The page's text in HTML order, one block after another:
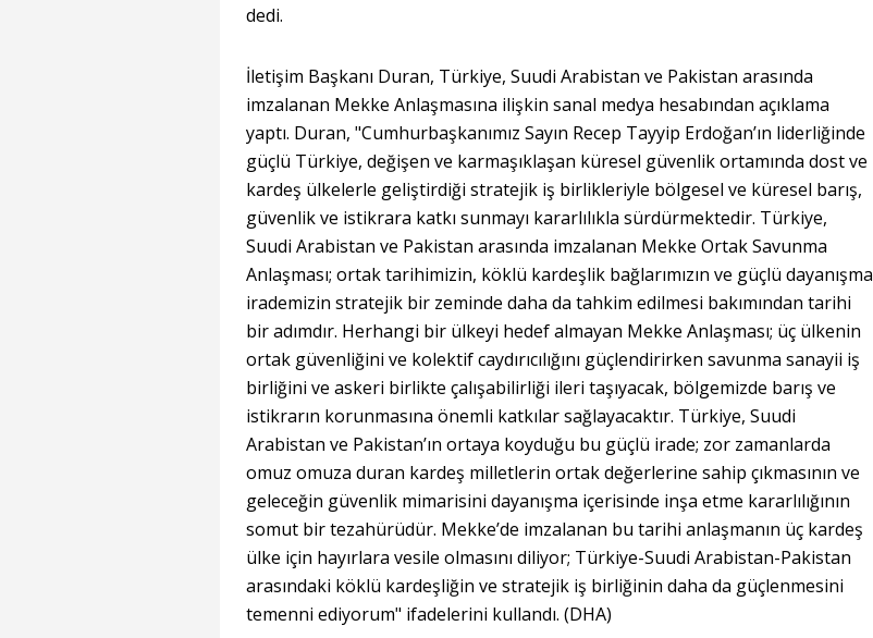
dedi.
İletişim Başkanı Duran, Türkiye, Suudi Arabistan ve Pakistan arasında
imzalanan Mekke Anlaşmasına ilişkin sanal medya hesabından açıklama
yaptı. Duran, "Cumhurbaşkanımız Sayın Recep Tayyip Erdoğan’ın liderliğinde
güçlü Türkiye, değişen ve karmaşıklaşan küresel güvenlik ortamında dost ve
kardeş ülkelerle geliştirdiği stratejik iş birlikleriyle bölgesel ve küresel barış,
güvenlik ve istikrara katkı sunmayı kararlılıkla sürdürmektedir. Türkiye,
Suudi Arabistan ve Pakistan arasında imzalanan Mekke Ortak Savunma
Anlaşması; ortak tarihimizin, köklü kardeşlik bağlarımızın ve güçlü dayanışma
irademizin stratejik bir zeminde daha da tahkim edilmesi bakımından tarihi
bir adımdır. Herhangi bir ülkeyi hedef almayan Mekke Anlaşması; üç ülkenin
ortak güvenliğini ve kolektif caydırıcılığını güçlendirirken savunma sanayii iş
birliğini ve askeri birlikte çalışabilirliği ileri taşıyacak, bölgemizde barış ve
istikrarın korunmasına önemli katkılar sağlayacaktır. Türkiye, Suudi
Arabistan ve Pakistan’ın ortaya koyduğu bu güçlü irade; zor zamanlarda
omuz omuza duran kardeş milletlerin ortak değerlerine sahip çıkmasının ve
geleceğin güvenlik mimarisini dayanışma içerisinde inşa etme kararlılığının
somut bir tezahürüdür. Mekke’de imzalanan bu tarihi anlaşmanın üç kardeş
ülke için hayırlara vesile olmasını diliyor; Türkiye-Suudi Arabistan-Pakistan
arasındaki köklü kardeşliğin ve stratejik iş birliğinin daha da güçlenmesini
temenni ediyorum" ifadelerini kullandı. (DHA)